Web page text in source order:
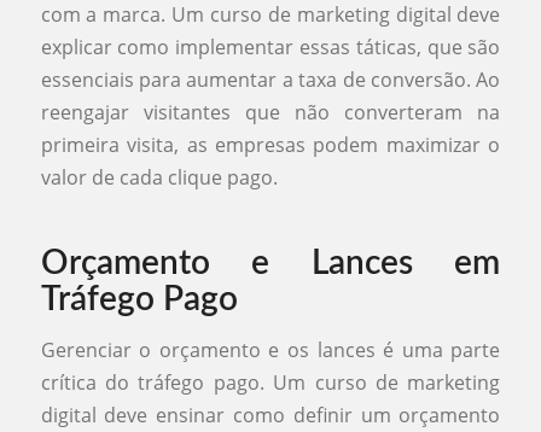
com a marca. Um curso de marketing digital deve
explicar como implementar essas táticas, que são
essenciais para aumentar a taxa de conversão. Ao
reengajar visitantes que não converteram na
primeira visita, as empresas podem maximizar o
valor de cada clique pago.
Orçamento e Lances em
Tráfego Pago
Gerenciar o orçamento e os lances é uma parte
crítica do tráfego pago. Um curso de marketing
digital deve ensinar como definir um orçamento